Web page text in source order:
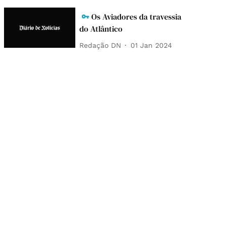
Os Aviadores da travessia
do Atlântico
Redação DN 01 Jan 2024